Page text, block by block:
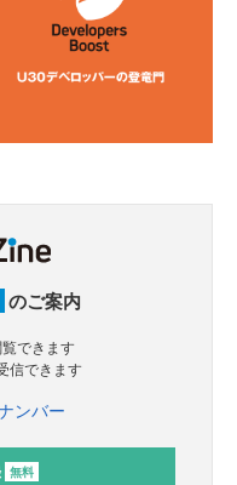
のご案内
できます
信できます
ンバー
無料